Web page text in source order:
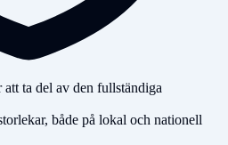
ta del av den fullständiga
både på lokal och nationell